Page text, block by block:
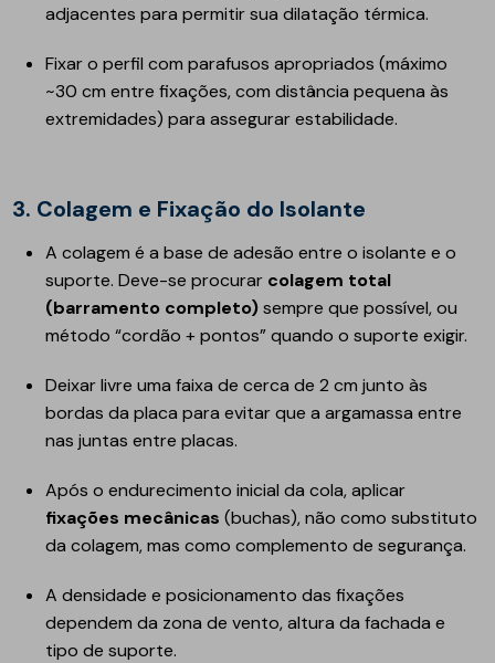
adjacentes para permitir sua dilatação térmica.
Fixar o perfil com parafusos apropriados (máximo
~30 cm entre fixações, com distância pequena às
extremidades) para assegurar estabilidade.
3. Colagem e Fixação do Isolante
A colagem é a base de adesão entre o isolante e o
suporte. Deve-se procurar colagem total
(barramento completo)sempre que possível, ou
método “cordão + pontos” quando o suporte exigir.
Deixar livre uma faixa de cerca de 2 cm junto às
bordas da placa para evitar que a argamassa entre
nas juntas entre placas.
Após o endurecimento inicial da cola, aplicar
fixações mecânicas (buchas), não como substituto
da colagem, mas como complemento de segurança.
A densidade e posicionamento das fixações
dependem da zona de vento, altura da fachada e
tipo de suporte.